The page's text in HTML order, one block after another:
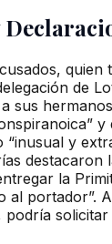
quien
de
sus
y
destacaron
la
al portador”.
podría solicitar